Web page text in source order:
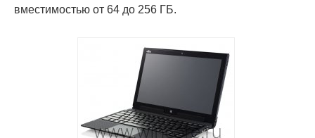
вместимостью от 64 до 256 ГБ.